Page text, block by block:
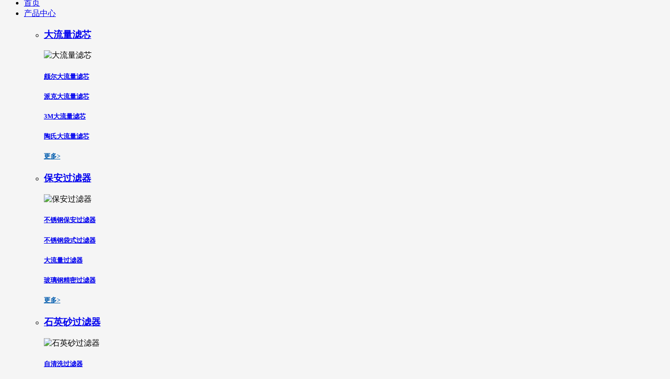
首页
产品中心
大流量滤芯
颇尔大流量滤芯
派克大流量滤芯
3M大流量滤芯
陶氏大流量滤芯
更多>
保安过滤器
不锈钢保安过滤器
不锈钢袋式过滤器
大流量过滤器
玻璃钢精密过滤器
更多>
石英砂过滤器
自清洗过滤器